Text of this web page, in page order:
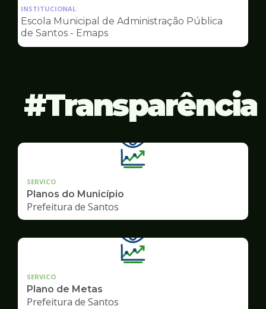
pagina
Gestão
INSTITUCIONAL
Escola Municipal de Administração Pública
de Santos - Emaps
Transparência
SERVICO
Planos do Município
Prefeitura de Santos
SERVICO
Plano de Metas
Prefeitura de Santos